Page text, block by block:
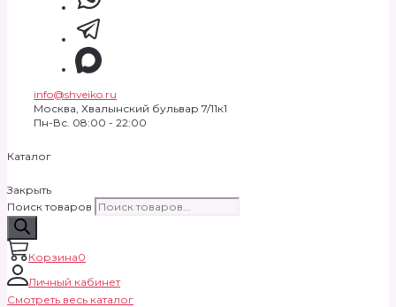
info@shveiko.ru
Москва, Хвалынский бульвар 7/11к1
Пн-Вс. 08:00 - 22:00
Каталог
Закрыть
Поиск товаров
Корзина0
Личный кабинет
Смотреть весь каталог